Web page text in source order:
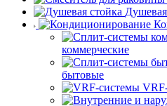
коммерческие
бытовые